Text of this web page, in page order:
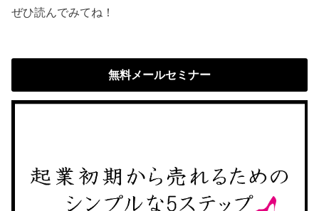
ぜひ読んでみてね！
無料メールセミナー